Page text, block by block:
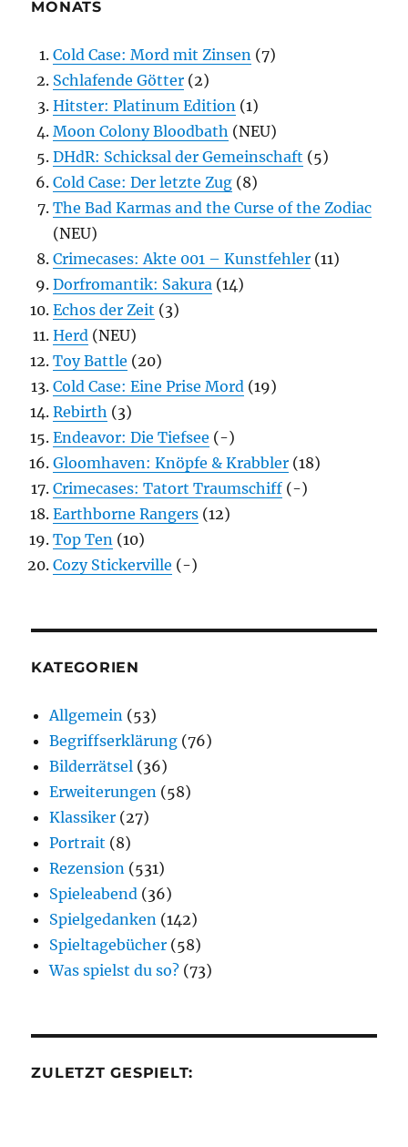
MONATS
Cold Case: Mord mit Zinsen (7)
Schlafende Götter (2)
Hitster: Platinum Edition (1)
Moon Colony Bloodbath (NEU)
DHdR: Schicksal der Gemeinschaft (5)
Cold Case: Der letzte Zug (8)
The Bad Karmas and the Curse of the Zodiac
(NEU)
Crimecases: Akte 001 – Kunstfehler (11)
Dorfromantik: Sakura (14)
Echos der Zeit (3)
Herd (NEU)
Toy Battle (20)
Cold Case: Eine Prise Mord (19)
Rebirth (3)
Endeavor: Die Tiefsee (-)
Gloomhaven: Knöpfe & Krabbler (18)
Crimecases: Tatort Traumschiff (-)
Earthborne Rangers (12)
Top Ten (10)
Cozy Stickerville (-)
KATEGORIEN
Allgemein (53)
Begriffserklärung (76)
Bilderrätsel (36)
Erweiterungen (58)
Klassiker (27)
Portrait (8)
Rezension (531)
Spieleabend (36)
Spielgedanken (142)
Spieltagebücher (58)
Was spielst du so? (73)
ZULETZT GESPIELT: